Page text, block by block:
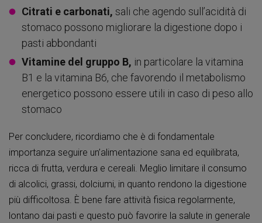
Citrati e carbonati, sali che agendo sull’acidità di
stomaco possono migliorare la digestione dopo i
pasti abbondanti
Vitamine del gruppo B, in particolare la vitamina
B1 e la vitamina B6, che favorendo il metabolismo
energetico possono essere utili in caso di peso allo
stomaco
Per concludere, ricordiamo che è di fondamentale
importanza seguire un’alimentazione sana ed equilibrata,
ricca di frutta, verdura e cereali. Meglio limitare il consumo
di alcolici, grassi, dolciumi, in quanto rendono la digestione
più difficoltosa. È bene fare attività fisica regolarmente,
lontano dai pasti e questo può favorire la salute in generale